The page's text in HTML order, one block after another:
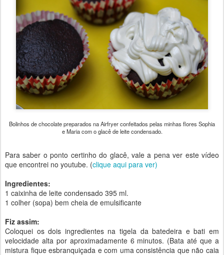
Bolinhos de chocolate preparados na Airfryer confeitados pelas minhas flores Sophia
e Maria com o glacê de leite condensado.
Para saber o ponto certinho do glacê, vale a pena ver este vídeo
que encontrei no youtube. (clique aqui para ver)
Ingredientes:
1 caixinha de leite condensado 395 ml.
1 colher (sopa) bem cheia de emulsificante
Fiz assim:
Coloquei os dois ingredientes na tigela da batedeira e bati em
velocidade alta por aproximadamente 6 minutos. (Bata até que a
mistura fique esbranquiçada e com uma consistência que não caia